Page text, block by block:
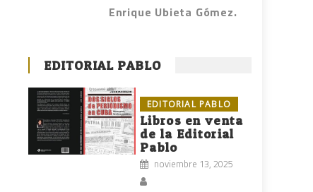
Enrique Ubieta Gómez.
EDITORIAL PABLO
EDITORIAL PABLO
Libros en venta
de la Editorial
Pablo
noviembre 13, 2025